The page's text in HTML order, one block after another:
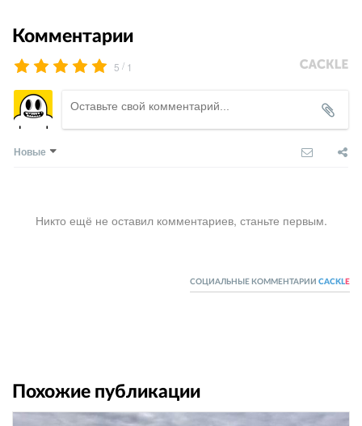
Комментарии
5 / 1
Новые
Никто ещё не оставил комментариев, станьте первым.
СОЦИАЛЬНЫЕ КОММЕНТАРИИ CACKL E
Похожие публикации